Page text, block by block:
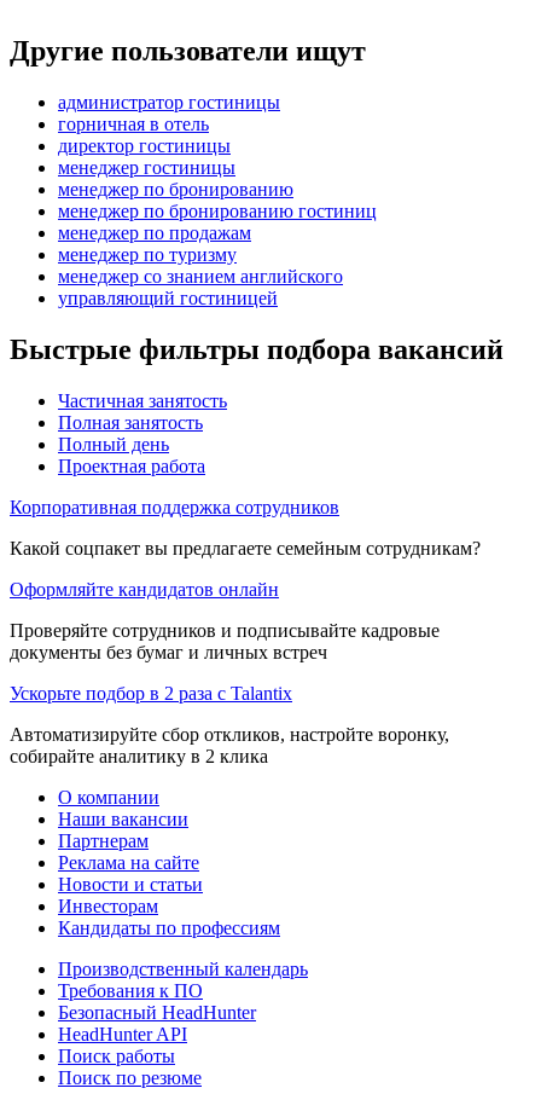
Другие пользователи ищут
администратор гостиницы
горничная в отель
директор гостиницы
менеджер гостиницы
менеджер по бронированию
менеджер по бронированию гостиниц
менеджер по продажам
менеджер по туризму
менеджер со знанием английского
управляющий гостиницей
Быстрые фильтры подбора вакансий
Частичная занятость
Полная занятость
Полный день
Проектная работа
Корпоративная поддержка сотрудников
Какой соцпакет вы предлагаете семейным сотрудникам?
Оформляйте кандидатов онлайн
Проверяйте сотрудников и подписывайте кадровые
документы без бумаг и личных встреч
Ускорьте подбор в 2 раза с Talantix
Автоматизируйте сбор откликов, настройте воронку,
собирайте аналитику в 2 клика
О компании
Наши вакансии
Партнерам
Реклама на сайте
Новости и статьи
Инвесторам
Кандидаты по профессиям
Производственный календарь
Требования к ПО
Безопасный HeadHunter
HeadHunter API
Поиск работы
Поиск по резюме